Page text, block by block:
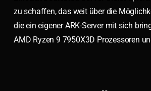
zu schaffen, das weit über die
die ein eigener ARK-Server mit sich
AMD Ryzen 9 7950X3D Prozessoren